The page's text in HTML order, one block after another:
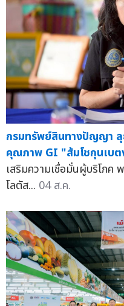
กรมทรัพย์สินทางปัญญา ลุ
คุณภาพ GI "ส้มโชกุนเบ
เสริมความเชื่อมั่นผู้บริโภ
โลตัส... 04 ส.ค.